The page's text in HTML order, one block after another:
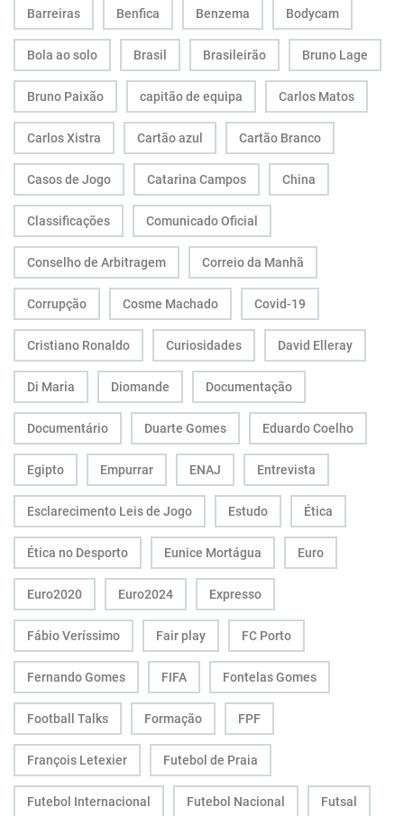
Barreiras Benfica Benzema Bodycam
Bola ao solo Brasil Brasileirão Bruno Lage
Bruno Paixão capitão de equipa Carlos Matos
Carlos Xistra Cartão azul Cartão Branco
Casos de Jogo Catarina Campos China
Classificações Comunicado Oficial
Conselho de Arbitragem Correio da Manhã
Corrupção Cosme Machado Covid-19
Cristiano Ronaldo Curiosidades David Elleray
Di Maria Diomande Documentação
Documentário Duarte Gomes Eduardo Coelho
Egipto Empurrar ENAJ Entrevista
Esclarecimento Leis de Jogo Estudo Ética
Ética no Desporto Eunice Mortágua Euro
Euro2020 Euro2024 Expresso
Fábio Veríssimo Fair play FC Porto
Fernando Gomes FIFA Fontelas Gomes
Football Talks Formação FPF
François Letexier Futebol de Praia
Futebol Internacional Futebol Nacional Futsal